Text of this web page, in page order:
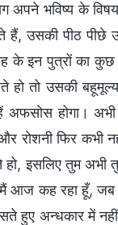
अपने भविष्य के
हैं, उसकी पीठ पीछे
के इन पुत्रों का
हो तो उसकी
होगा।
रोशनी फिर कभी
हो, इसलिए तुम अभी
मैं आज कह रहा हूँ,
हुए अन्धकार में